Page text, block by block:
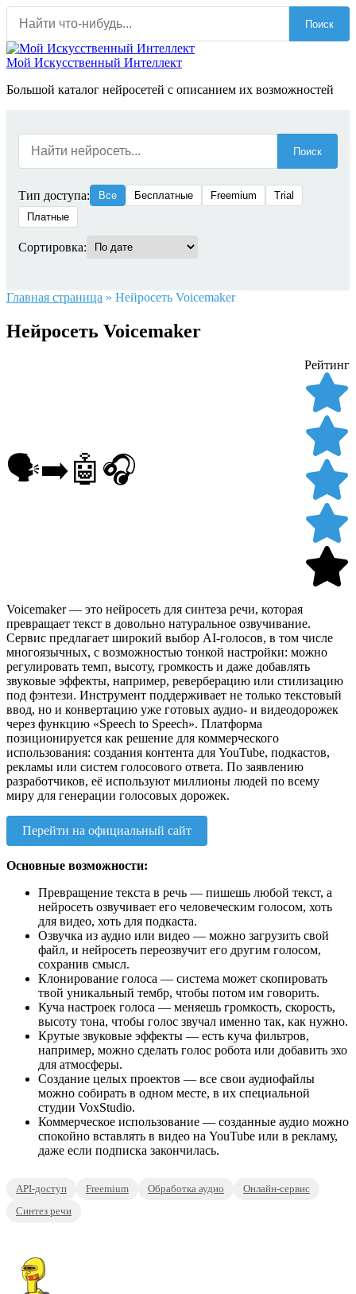
Перейти
содержанию
Поиск
Мой Искусственный Интеллект
Большой каталог нейросетей с описанием их возможностей
Поиск
Тип доступа: Все Бесплатные Freemium
Trial
Платные
Сортировка:
Главная страница » Нейросеть Voicemaker
Нейросеть Voicemaker
🗣️➡️🤖🎧
Рейтинг
Voicemaker — это нейросеть для синтеза речи, которая
превращает текст в довольно натуральное озвучивание.
Сервис предлагает широкий выбор AI-голосов, в том числе
многоязычных, с возможностью тонкой настройки: можно
регулировать темп, высоту, громкость и даже добавлять
звуковые эффекты, например, реверберацию или стилизацию
под фэнтези. Инструмент поддерживает не только текстовый
ввод, но и конвертацию уже готовых аудио- и видеодорожек
через функцию «Speech to Speech». Платформа
позиционируется как решение для коммерческого
использования: создания контента для YouTube, подкастов,
рекламы или систем голосового ответа. По заявлению
разработчиков, её используют миллионы людей по всему
миру для генерации голосовых дорожек.
Перейти на официальный сайт
Основные возможности:
Превращение текста в речь — пишешь любой текст, а
нейросеть озвучивает его человеческим голосом, хоть
для видео, хоть для подкаста.
Озвучка из аудио или видео — можно загрузить свой
файл, и нейросеть переозвучит его другим голосом,
сохранив смысл.
Клонирование голоса — система может скопировать
твой уникальный тембр, чтобы потом им говорить.
Куча настроек голоса — меняешь громкость, скорость,
высоту тона, чтобы голос звучал именно так, как нужно.
Крутые звуковые эффекты — есть куча фильтров,
например, можно сделать голос робота или добавить эхо
для атмосферы.
Создание целых проектов — все свои аудиофайлы
можно собирать в одном месте, в их специальной
студии VoxStudio.
Коммерческое использование — созданные аудио можно
спокойно вставлять в видео на YouTube или в рекламу,
даже если подписка закончилась.
API-доступ Freemium Обработка аудио
Онлайн-сервис
Синтез речи